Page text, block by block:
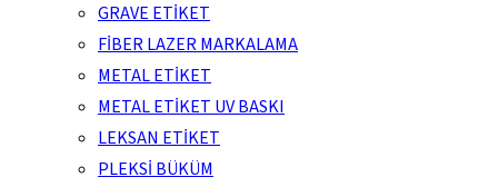
GRAVE ETİKET
FİBER LAZER MARKALAMA
METAL ETİKET
METAL ETİKET UV BASKI
LEKSAN ETİKET
PLEKSİ BÜKÜM